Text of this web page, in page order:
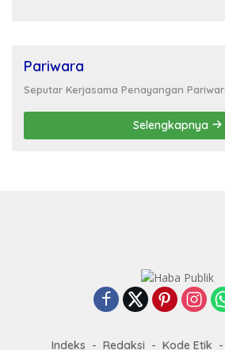
Pariwara
Seputar Kerjasama Penayangan
Selengkapnya
Indeks Redaksi Kode Etik